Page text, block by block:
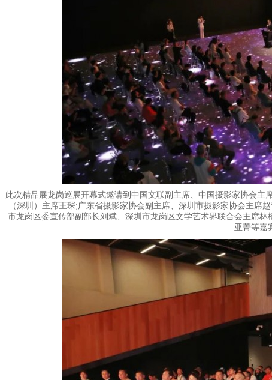
此次精品展龙岗巡展开幕式邀请到中国文联副主席、中国摄影家协会
（深圳）主席王琛;广东省摄影家协会副主席、深圳市摄影家协会主席
市龙岗区委宣传部副部长刘斌、深圳市龙岗区文学艺术界联合会主席
亚菁等嘉